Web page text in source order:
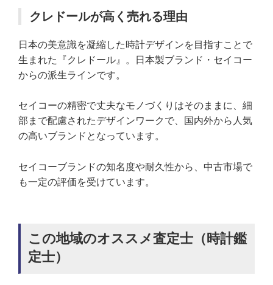
クレドールが高く売れる理由
日本の美意識を凝縮した時計デザインを目指すことで
生まれた『クレドール』。日本製ブランド・セイコー
からの派生ラインです。
セイコーの精密で丈夫なモノづくりはそのままに、細
部まで配慮されたデザインワークで、国内外から人気
の高いブランドとなっています。
セイコーブランドの知名度や耐久性から、中古市場で
も一定の評価を受けています。
この地域のオススメ査定士（時計鑑
定士）